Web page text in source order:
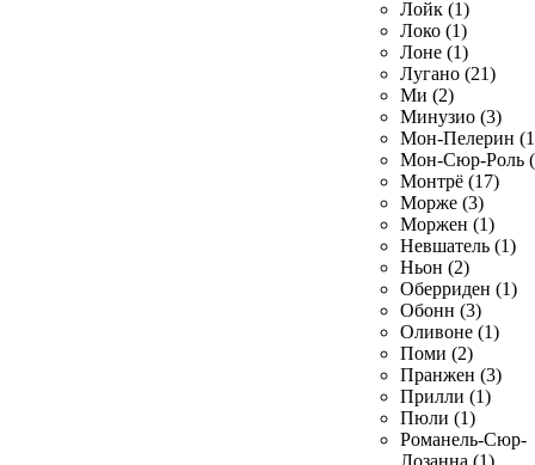
Лойк (1)
Локо (1)
Лоне (1)
Лугано (21)
Ми (2)
Минузио (3)
Мон-Пелерин
Мон-Сюр-Роль
Монтрё (17)
Морже (3)
Моржен (1)
Невшатель (1)
Ньон (2)
Оберриден (1)
Обонн (3)
Оливоне (1)
Поми (2)
Пранжен (3)
Прилли (1)
Пюли (1)
Романель-Сюр-
Лозанна (1)